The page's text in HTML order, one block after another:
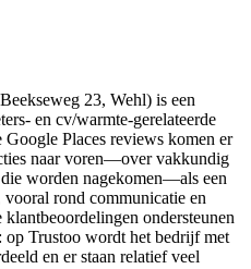
23, Wehl) is een
en cv/warmte-gerelateerde
Places reviews komen er
naar voren—over vakkundig
worden nagekomen—als een
rond communicatie en
ondersteunen
op Trustoo wordt het bedrijf met
en er staan relatief veel